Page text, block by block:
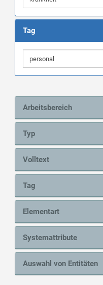
Tag
Arbeitsbereich
Typ
Volltext
Tag
Elementart
Systemattribute
Auswahl von Entitäten